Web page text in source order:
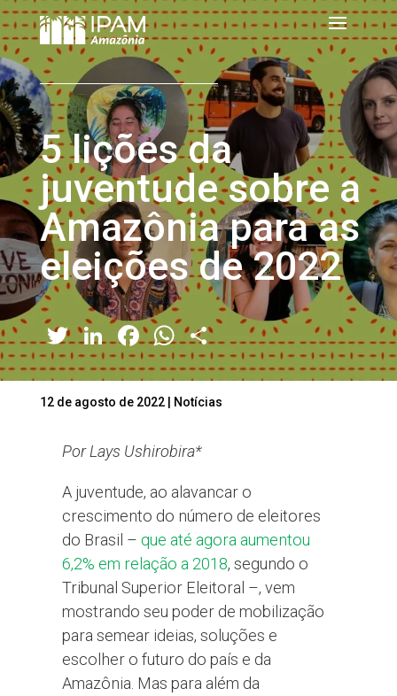
5 lições da
juventude sobre a
Amazônia para as
eleições de 2022
Twitter
LinkedIn
Facebook
WhatsApp
Share
12 de agosto de 2022| Notícias
Por Lays Ushirobira*
A juventude, ao alavancar o
crescimento do número de eleitores
do Brasil – que até agora aumentou
6,2% em relação a 2018, segundo o
Tribunal Superior Eleitoral –, vem
mostrando seu poder de mobilização
para semear ideias, soluções e
escolher o futuro do país e da
Amazônia. Mas para além da